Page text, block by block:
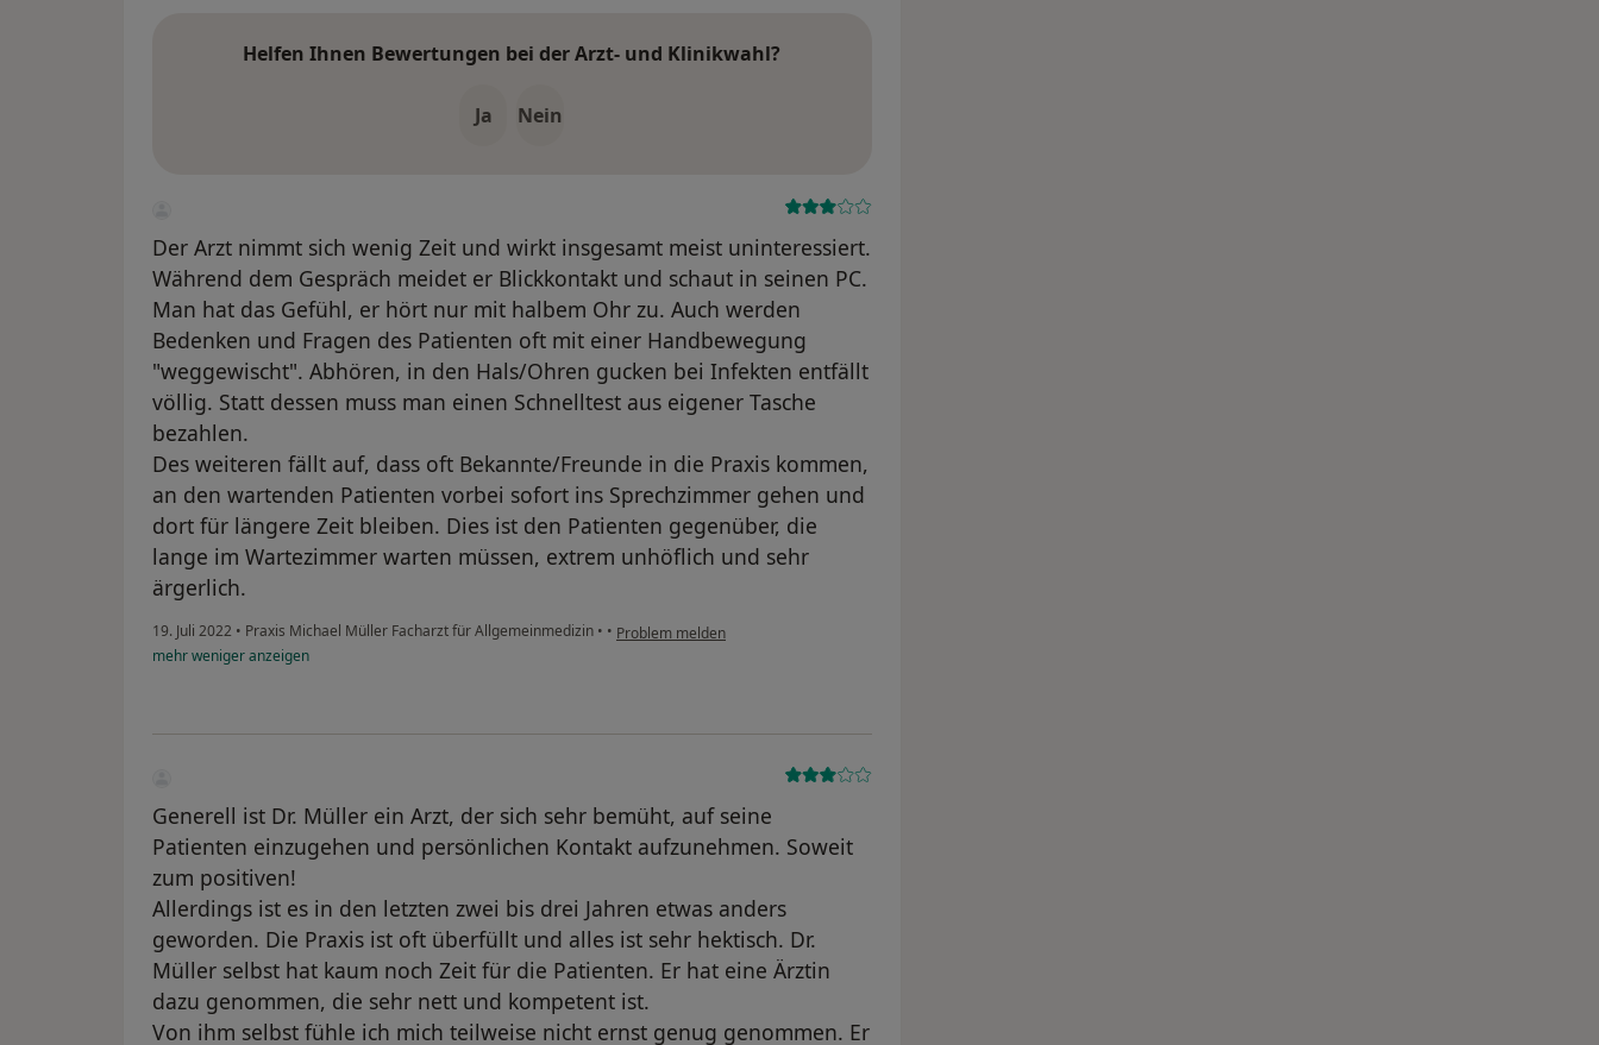
Helfen Ihnen Bewertungen bei der Arzt- und Klinikwahl?
Ja Nein
Der Arzt nimmt sich wenig Zeit und wirkt insgesamt meist uninteressiert.
Während dem Gespräch meidet er Blickkontakt und schaut in seinen PC.
Man hat das Gefühl, er hört nur mit halbem Ohr zu. Auch werden
Bedenken und Fragen des Patienten oft mit einer Handbewegung
"weggewischt". Abhören, in den Hals/Ohren gucken bei Infekten entfällt
völlig. Statt dessen muss man einen Schnelltest aus eigener Tasche
bezahlen.
Des weiteren fällt auf, dass oft Bekannte/Freunde in die Praxis kommen,
an den wartenden Patienten vorbei sofort ins Sprechzimmer gehen und
dort für längere Zeit bleiben. Dies ist den Patienten gegenüber, die
lange im Wartezimmer warten müssen, extrem unhöflich und sehr
ärgerlich.
19. Juli 2022 • Praxis Michael Müller Facharzt für Allgemeinmedizin • • Problem melden
mehrwenigeranzeigen
Generell ist Dr. Müller ein Arzt, der sich sehr bemüht, auf seine
Patienten einzugehen und persönlichen Kontakt aufzunehmen. Soweit
zum positiven!
Allerdings ist es in den letzten zwei bis drei Jahren etwas anders
geworden. Die Praxis ist oft überfüllt und alles ist sehr hektisch. Dr.
Müller selbst hat kaum noch Zeit für die Patienten. Er hat eine Ärztin
dazu genommen, die sehr nett und kompetent ist.
Von ihm selbst fühle ich mich teilweise nicht ernst genug genommen. Er